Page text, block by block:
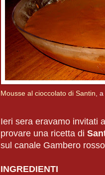
Mousse al cioccolato di Santin ,
Ieri sera eravamo invitati
provare una ricetta di
sul canale Gambero
INGREDIENTI